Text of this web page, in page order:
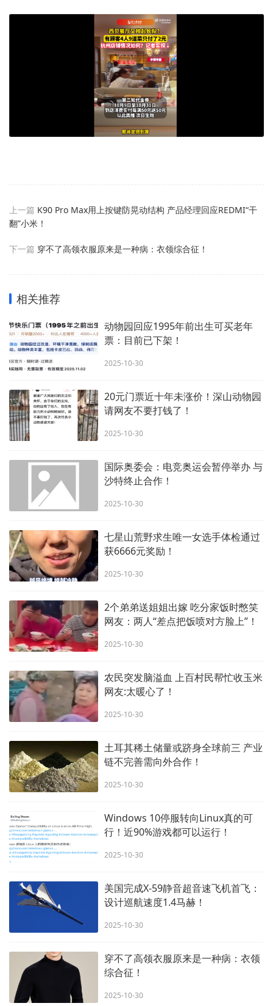
上一篇 K90 Pro Max用上按键防晃动结构 产品经理回应REDMI“干
翻”小米！
下一篇 穿不了高领衣服原来是一种病：衣领综合征！
相关推荐
动物园回应1995年前出生可买老年
票：目前已下架！
2025-10-30
20元门票近十年未涨价！深山动物园
请网友不要打钱了！
2025-10-30
国际奥委会：电竞奥运会暂停举办 与
沙特终止合作！
2025-10-30
七星山荒野求生唯一女选手体检通过
获6666元奖励！
2025-10-30
2个弟弟送姐姐出嫁 吃分家饭时憋笑
网友：两人“差点把饭喷对方脸上”！
2025-10-30
农民突发脑溢血 上百村民帮忙收玉米
网友:太暖心了！
2025-10-30
土耳其稀土储量或跻身全球前三 产业
链不完善需向外合作！
2025-10-30
Windows 10停服转向Linux真的可
行！近90%游戏都可以运行！
2025-10-30
美国完成X-59静音超音速飞机首飞：
设计巡航速度1.4马赫！
2025-10-30
穿不了高领衣服原来是一种病：衣领
综合征！
2025-10-30